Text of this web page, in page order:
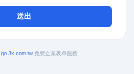
送出
go.3x.com.tw免費企業表單服務